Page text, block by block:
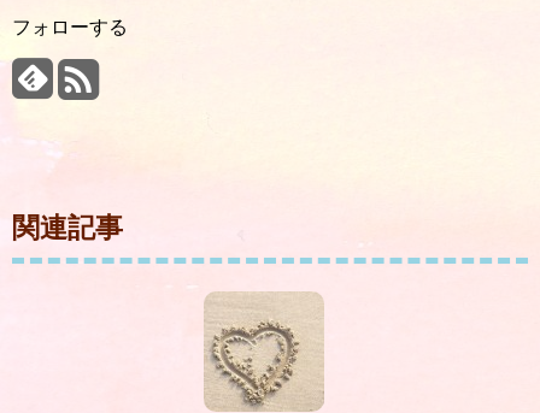
フォローする
関連記事